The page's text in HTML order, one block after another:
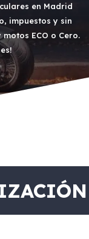
en Madrid
impuestos y sin
ECO o Cero.